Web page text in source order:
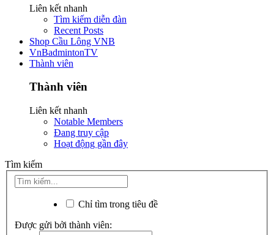
Liên kết nhanh
Tìm kiếm diễn đàn
Recent Posts
Shop Cầu Lông VNB
VnBadmintonTV
Thành viên
Thành viên
Liên kết nhanh
Notable Members
Đang truy cập
Hoạt động gần đây
Tìm kiếm
Chỉ tìm trong tiêu đề
Được gửi bởi thành viên: